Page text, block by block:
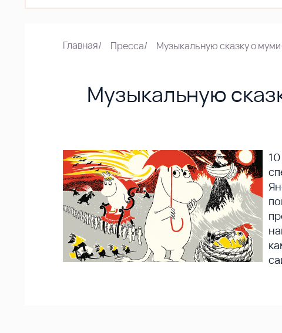
Главная/ Пресса/ Музыкальную сказку о
Музыкальную